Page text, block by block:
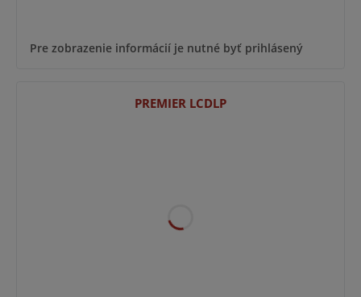
Pre zobrazenie informácií je nutné byť prihlásený
PREMIER LCDLP